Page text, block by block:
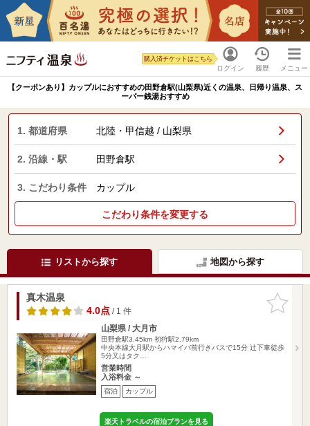
ログイン
購入済チケットはこちら
履歴 メニュー
【クーポンあり】カップルにおすすめの田野倉駅(山梨県)近くの温泉、日帰り温泉、ス
ーパー銭湯おすすめ
1. 都道府県 北陸・甲信越 / 山梨県
2. 沿線・駅 田野倉駅
3. こだわり条件 カップル
こだわり条件を変更する
リストから探す 地図から探す
お気に入
りに追加
真木温泉
4.0点/ 1 件
山梨県 / 大月市
田野倉駅3.45km 初狩駅2.79km
中央本線大月駅からハマイバ前行きバスで15分 辻下車徒歩
5分又はタク…
営業時間
入浴料金 ～
宿泊 カップル
楽天トラベルの宿泊プランを見る